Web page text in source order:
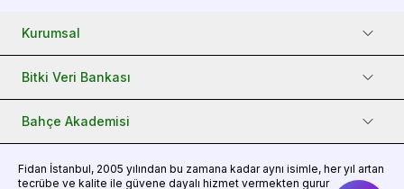
Kurumsal
Bitki Veri Bankası
Bahçe Akademisi
Fidan İstanbul, 2005 yılından bu zamana kadar aynı isimle, her yıl artan
tecrübe ve kalite ile güvene dayalı hizmet vermekten gurur